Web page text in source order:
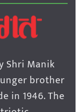
Shri Manik
brother
in 1946. The